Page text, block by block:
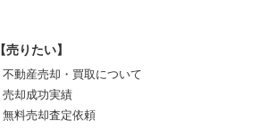
【売りたい】
不動産売却・買取について
売却成功実績
無料売却査定依頼